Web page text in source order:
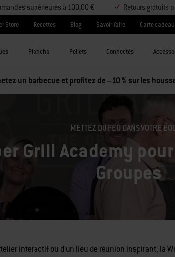
supérieures à 100,00 € Retours gratuits
Store Recettes Blog Savoir-faire Carte cadeau
Plancha Pellets Connectés
METTEZ DU FEU DANS VOTRE
Grill Academy
Groupes
interactif ou d'un lieu de réunion inspirant, la